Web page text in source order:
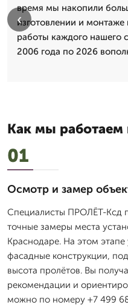
время мы накопили
изготовлении и
работы каждого нашего
2006 года по 2026
‹
Как мы работаем
01
Осмотр и замер
Специалисты ПРОЛЁТ-Ксд
точные замеры места
Краснодаре. На этом этапе
фасадные конструкции,
высота пролётов. Вы
рекомендации и
можно по номеру +7 499